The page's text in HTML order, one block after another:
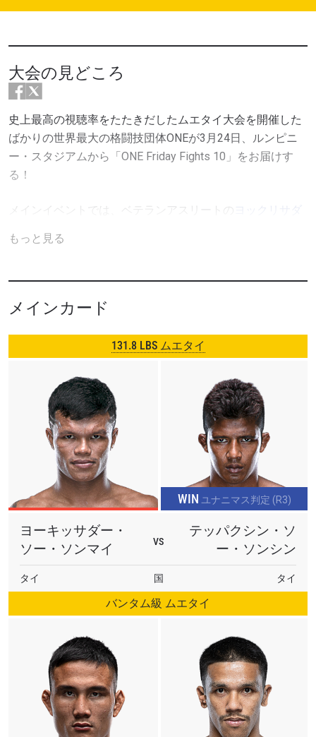
大会の見どころ
史上最高の視聴率をたたきだしたムエタイ大会を開催した
ばかりの世界最大の格闘技団体ONEが3月24日、ルンピニ
ー・スタジアムから「ONE Friday Fights 10」をお届けす
る！
メインイベントでは、ベテランアスリートの
ヨックリサダ
世界チャンピオンの
ハードヒッターのチョーファー
のストライカーのシャーゾット・カブトフ
長南亮の愛弟子・狩野優のONEデビュー戦もある。
観戦可能。その他の国・地域での開始時間や観戦方法は、
のページで確認できる。
もっと見る
メインカード
131.8 LBS ムエタイ
WIN ユナニマス判定 (R3)
ヨーキッサダー・
ソー・ソンマイ
VS
テッパクシン・ソ
ー・ソンシン
タイ 国 タイ
バンタム級 ムエタイ